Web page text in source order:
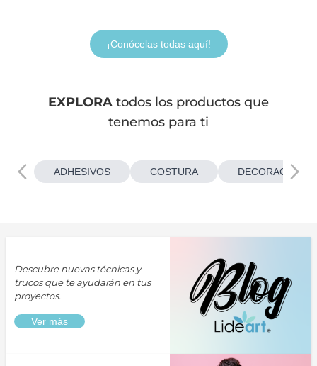
¡Conócelas todas aquí!
EXPLORA todos los productos que
tenemos para ti
ADHESIVOS COSTURA
Descubre nuevas técnicas y
trucos que te ayudarán en tus
proyectos.
Ver más